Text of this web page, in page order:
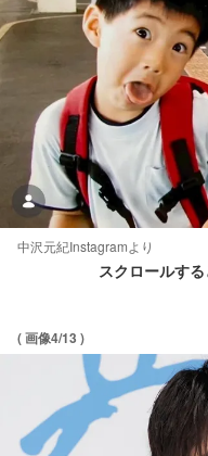
中沢元紀Instagramより
スクロールす
( 画像4/13 )